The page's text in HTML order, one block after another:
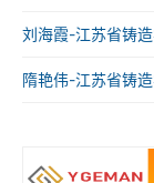
刘海霞-江苏省铸
隋艳伟-江苏省铸